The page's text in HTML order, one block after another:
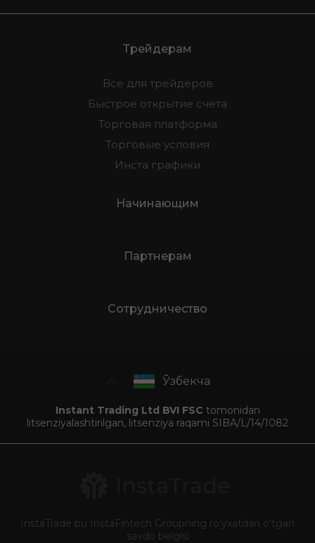
Трейдерам
Все для трейдеров
Быстрое открытие счета
Торговая платформа
Торговые условия
Инста графики
Начинающим
Партнерам
Сотрудничество
Ўзбекча
Instant Trading Ltd BVI FSC tomonidan
litsenziyalashtirilgan, litsenziya raqami SIBA/L/14/1082
InstaTrade bu InstaFintech Groupning ro'yxatdan o'tgan
savdo belgisi